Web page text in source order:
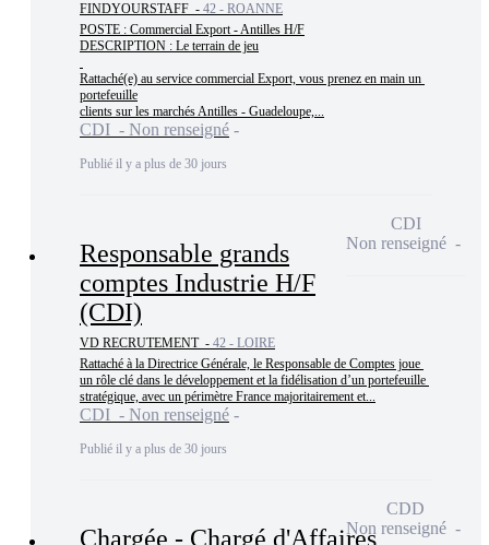
FINDYOURSTAFF - 42 - ROANNE
POSTE : Commercial Export - Antilles H/F
DESCRIPTION : Le terrain de jeu
Rattaché(e) au service commercial Export, vous prenez en main un
portefeuille
clients sur les marchés Antilles - Guadeloupe,...
CDI - Non renseigné
Publié il y a plus de 30 jours
Responsable grands
comptes Industrie H/F
(CDI)
VD RECRUTEMENT - 42 - LOIRE
Rattaché à la Directrice Générale, le Responsable de Comptes joue
un rôle clé dans le développement et la fidélisation d’un portefeuille
stratégique, avec un périmètre France majoritairement et...
CDI - Non renseigné
Publié il y a plus de 30 jours
CDI
Non renseigné
Chargée - Chargé d'Affaires
CDD
Non renseigné